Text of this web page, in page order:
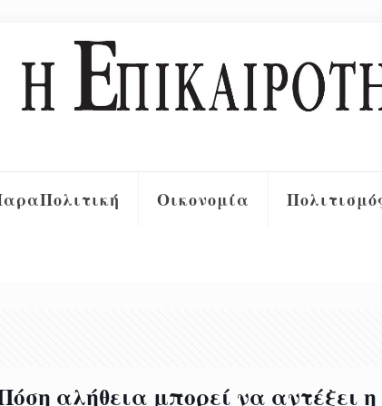
Οικονομία
αλήθεια μπορεί να αντέξει